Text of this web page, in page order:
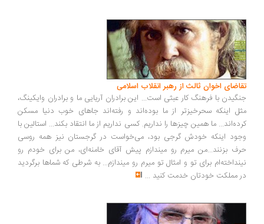
اخوان ثالث از رهبر انقلاب اسلامی
با فرهنگ کار عبثی است... این برادران آریایی ما و برادران وایکینگ،
اینکه سحرخیزتر از ما بوده‌اند و رفته‌اند جاهای خوب دنیا مسکن
ما همین چیزها را نداریم. کسی نداریم از ما انتقاد بکند... استالین با
اینکه خودش گرجی بود، می‌خواست در گرجستان نیز همه روسی
بزنند...من میرم رو میندازم پیش آقای خامنه‌ای، من برای خودم رو
برای تو و امثال تو میرم رو میندازم... به شرطی که شماها برگردید
مملکت خودتان خدمت کنید...